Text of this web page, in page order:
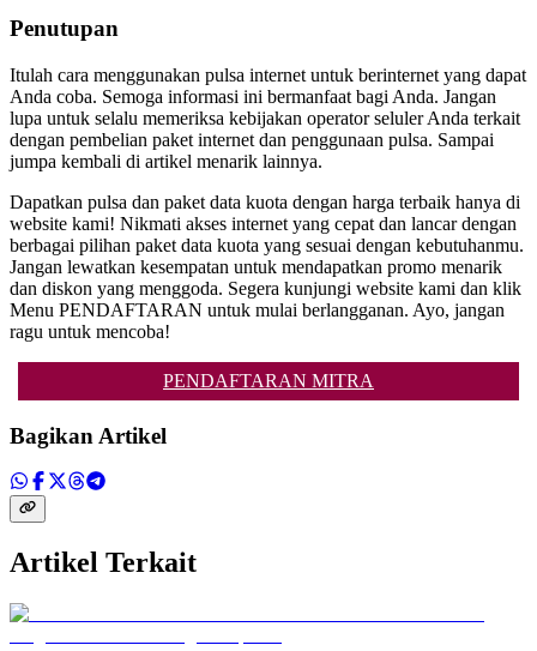
Penutupan
Itulah cara menggunakan pulsa internet untuk berinternet yang dapat
Anda coba. Semoga informasi ini bermanfaat bagi Anda. Jangan
lupa untuk selalu memeriksa kebijakan operator seluler Anda terkait
dengan pembelian paket internet dan penggunaan pulsa. Sampai
jumpa kembali di artikel menarik lainnya.
Dapatkan pulsa dan paket data kuota dengan harga terbaik hanya di
website kami! Nikmati akses internet yang cepat dan lancar dengan
berbagai pilihan paket data kuota yang sesuai dengan kebutuhanmu.
Jangan lewatkan kesempatan untuk mendapatkan promo menarik
dan diskon yang menggoda. Segera kunjungi website kami dan klik
Menu PENDAFTARAN untuk mulai berlangganan. Ayo, jangan
ragu untuk mencoba!
PENDAFTARAN MITRA
Bagikan Artikel
Artikel Terkait